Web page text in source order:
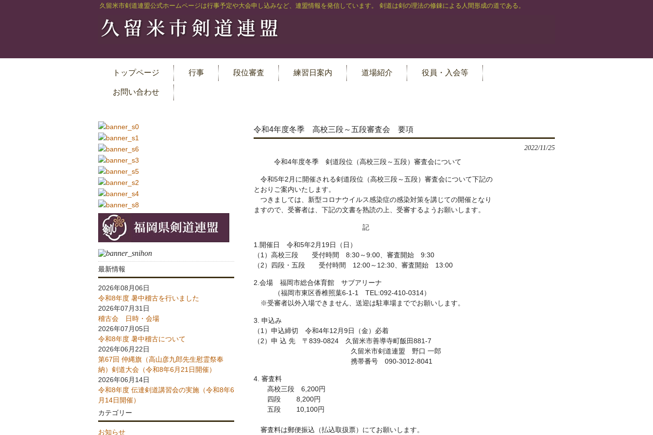
久留米市剣道連盟公式ホームページは行事予定や大会申し込みなど、連盟情報を発信しています。 剣道は剣の理法の修錬による人間形成の道である。
トップページ 行事 段位審査 練習日案内 道場紹介 役員・入会等
お問い合わせ
令和4年度冬季 高校三段～五段審査会 要項
2022/11/25
令和4年度冬季 剣道段位（高校三段～五段）審査会について
令和5年2月に開催される剣道段位（高校三段～五段）審査会について下記の
とおりご案内いたします。
つきましては、新型コロナウイルス感染症の感染対策を講じての開催となり
ますので、受審者は、下記の文書を熟読の上、受審するようお願いします。
記
1.開催日 令和5年2月19日（日）
（1）高校三段 受付時間 8:30～9:00、審査開始 9:30
（2）四段・五段 受付時間 12:00～12:30、審査開始 13:00
2.会場 福岡市総合体育館 サブアリーナ
（福岡市東区香椎照葉6-1-1 TEL:092-410-0314）
※受審者以外入場できません、送迎は駐車場まででお願いします。
3. 申込み
（1）申込締切 令和4年12月9日（金）必着
（2）申 込 先 〒839-0824 久留米市善導寺町飯田881-7
久留米市剣道連盟 野口 一郎
携帯番号 090-3012-8041
4. 審査料
高校三段 6,200円
四段 8,200円
五段 10,100円
審査料は郵便振込（払込取扱票）にてお願いします。
最新情報
2026年08月06日
令和8年度 暑中稽古を行いました
2026年07月31日
稽古会 日時・会場
2026年07月05日
令和8年度 暑中稽古について
2026年06月22日
第67回 仲縄旗（高山彦九郎先生慰霊祭奉
納）剣道大会（令和8年6月21日開催）
2026年06月14日
令和8年度 伝達剣道講習会の実施（令和8年6
月14日開催）
カテゴリー
お知らせ